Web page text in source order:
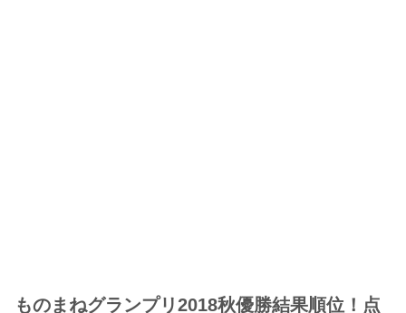
ものまねグランプリ2018秋優勝結果順位！点